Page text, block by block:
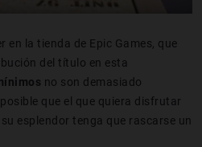
en la tienda de Epic Games, que
del título en esta
no son demasiado
que el que quiera disfrutar
esplendor tenga que rascarse un